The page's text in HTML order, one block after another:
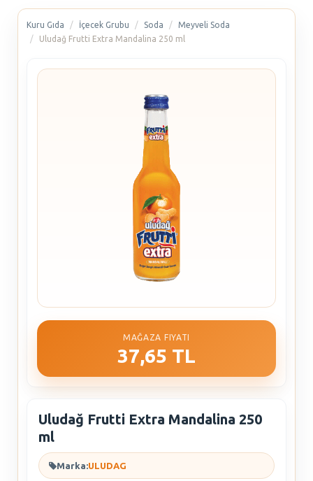
Kuru Gıda İçecek Grubu Soda
Meyveli Soda
Uludağ Frutti Extra Mandalina 250 ml
MAĞAZA FIYATI
37,65 TL
Uludağ Frutti Extra Mandalina 250
ml
Marka:ULUDAG